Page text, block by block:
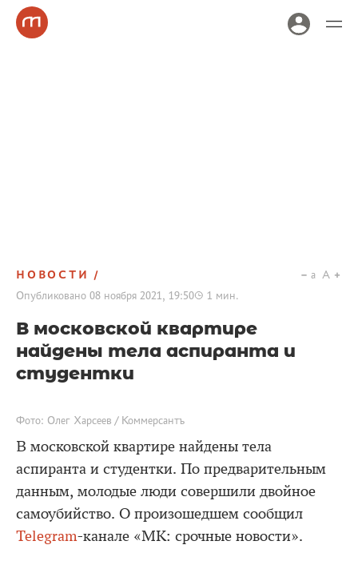
НОВОСТИ
Опубликовано 08 ноября 2021, 19:50 1 мин.
a A
В московской квартире
найдены тела аспиранта и
студентки
Фото: Олег Харсеев / Коммерсантъ
В московской квартире найдены тела
аспиранта и студентки. По предварительным
данным, молодые люди совершили двойное
самоубийство. О произошедшем сообщил
Telegram-канале «МК: срочные новости».